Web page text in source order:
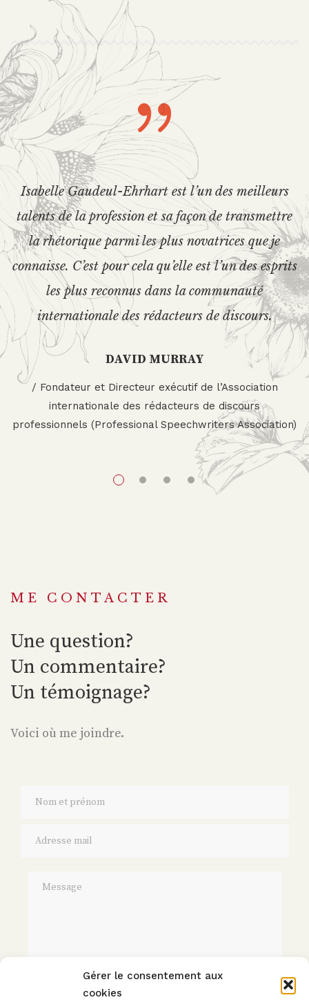
Gérer le consentement aux
cookies
Isabelle Gaudeul-Ehrhart est l’un des meilleurs
talents de la profession et sa façon de transmettre
la rhétorique parmi les plus novatrices que je
connaisse. C’est pour cela qu’elle est l’un des esprits
les plus reconnus dans la communauté
internationale des rédacteurs de discours.
DAVID MURRAY
/ Fondateur et Directeur exécutif de l’Association
internationale des rédacteurs de discours
professionnels (Professional Speechwriters Association)
ME CONTACTER
Une question?
Un commentaire?
Un témoignage?
Voici où me joindre.